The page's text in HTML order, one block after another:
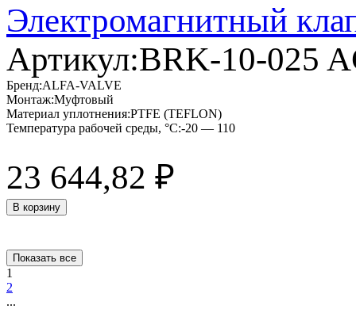
Электромагнитный
Артикул:BRK-10-025
Бренд:ALFA-VALVE
Монтаж:Муфтовый
Материал уплотнения:PTFE (TEFLON)
Температура рабочей среды, °C:-20 — 110
23 644,82 ₽
В корзину
Показать все
1
2
...